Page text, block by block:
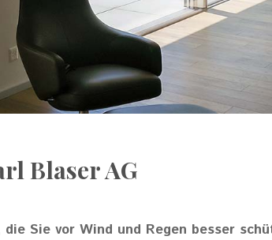
Blaser AG
Sie vor Wind und Regen besser